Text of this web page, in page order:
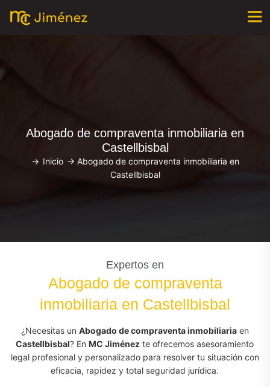
Abogado de compraventa inmobiliaria en
Castellbisbal
-> Inicio -> Abogado de compraventa inmobiliaria en
Castellbisbal
Expertos en
Abogado de compraventa
inmobiliaria en Castellbisbal
¿Necesitas un Abogado de compraventa inmobiliariaen
Castellbisbal? EnMC Jiménez te ofrecemos asesoramiento
legal profesional y personalizado para resolver tu situación con
eficacia, rapidez y total seguridad jurídica.